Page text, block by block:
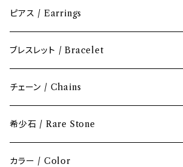
ピアス / Earrings
ブレスレット / Bracelet
チェーン / Chains
希少石 / Rare Stone
カラー / Color